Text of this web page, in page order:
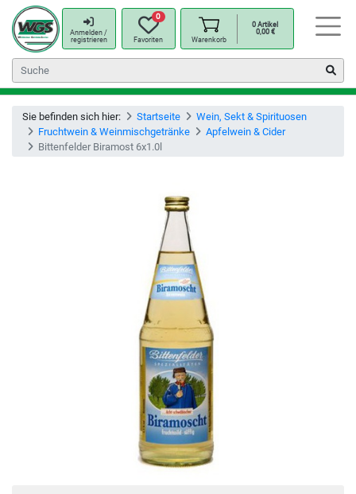
Anmelden /
registrieren
0
Favoriten Warenkorb
0Artikel
0,00 €
Sie befinden sich hier: Startseite
Wein, Sekt & Spirituosen
Fruchtwein & Weinmischgetränke
Apfelwein & Cider
Bittenfelder Biramost 6x1.0l